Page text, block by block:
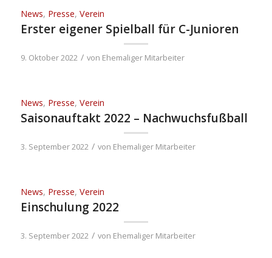
News, Presse, Verein
Erster eigener Spielball für C-Junioren
9. Oktober 2022 / von Ehemaliger Mitarbeiter
News, Presse, Verein
Saisonauftakt 2022 – Nachwuchsfußball
3. September 2022 / von Ehemaliger Mitarbeiter
News, Presse, Verein
Einschulung 2022
3. September 2022 / von Ehemaliger Mitarbeiter